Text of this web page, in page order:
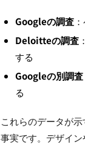
Googleの調査
Deloitteの調査
する
Googleの別調査
る
これらのデータが
事実です。デザイ